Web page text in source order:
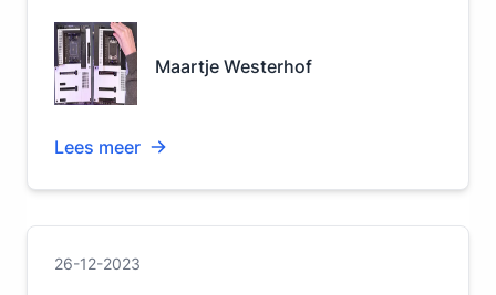
Maartje Westerhof
Lees meer
26-12-2023